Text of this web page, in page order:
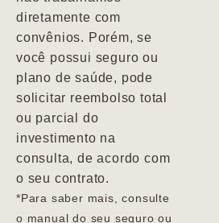
diretamente com
convênios. Porém, se
você possui seguro ou
plano de saúde, pode
solicitar reembolso total
ou parcial do
investimento na
consulta, de acordo com
o seu contrato.
*Para saber mais, consulte
o manual do seu seguro ou